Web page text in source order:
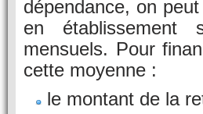
dépendance, on
en établissement
mensuels. Pour
cette moyenne :
le montant de la